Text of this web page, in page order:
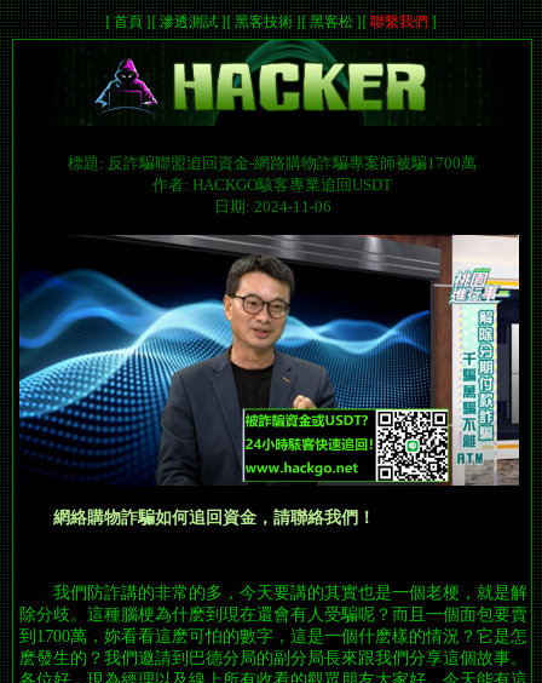
[ 首頁 ] [ 滲透測試 ][ 黑客技術 ][ 黑客松 ] [ 聯繫我們 ]
標題: 反詐騙聯盟追回資金-網路購物詐騙專案師被騙1700萬
作者: HACKGO駭客專業追回USDT
日期: 2024-11-06
網絡購物詐騙如何追回資金，請聯絡我們！
我們防詐講的非常的多，今天要講的其實也是一個老梗，就是解
除分歧。這種腦梗為什麽到現在還會有人受騙呢？而且一個面包要賣
到1700萬，妳看看這麽可怕的數字，這是一個什麽樣的情況？它是怎
麽發生的？我們邀請到巴德分局的副分局長來跟我們分享這個故事。